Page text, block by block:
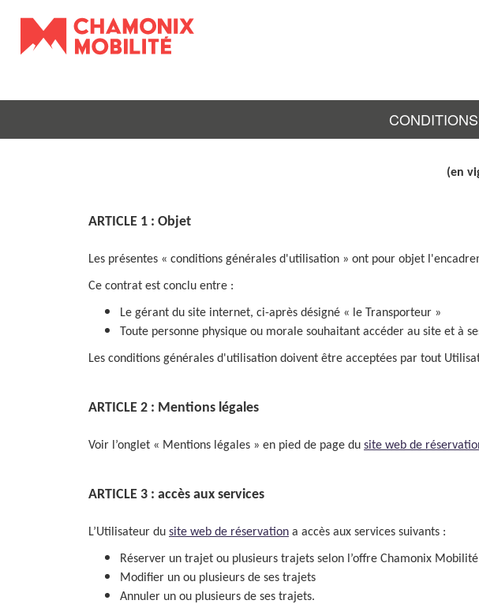
(en
ARTICLE 1 : Objet
Les présentes « conditions générales d'utilisation » ont pour objet
Ce contrat est conclu entre :
Le gérant du site internet, ci-après désigné « le Transporteur »
Toute personne physique ou morale souhaitant accéder au site et à
Les conditions générales d'utilisation doivent être acceptées par tout
ARTICLE 2 : Mentions légales
Voir l’onglet « Mentions légales » en pied de page du site web de
ARTICLE 3 : accès aux services
L’Utilisateur du site web de réservation a accès aux services suivants :
Réserver un trajet ou plusieurs trajets selon l’offre Chamonix
Modifier un ou plusieurs de ses trajets
Annuler un ou plusieurs de ses trajets.